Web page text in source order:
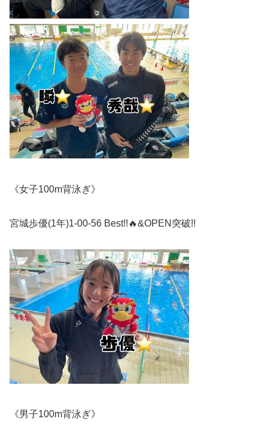
《女子100m背泳ぎ》
宮城歩優(1年)1-00-56 Best!!🔥&OPEN 突破!!
《男子100m背泳ぎ》